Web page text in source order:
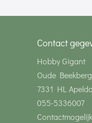
Contact
Hobby Gigant
Oude
7331 HL
055-5336007